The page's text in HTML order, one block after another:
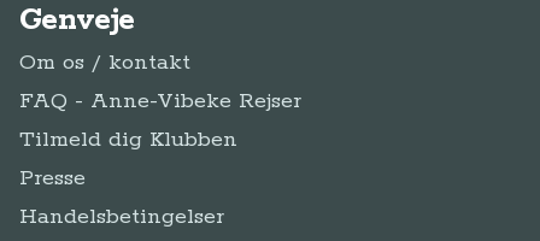
Genveje
Om os / kontakt
FAQ - Anne-Vibeke Rejser
Tilmeld dig Klubben
Presse
Handelsbetingelser